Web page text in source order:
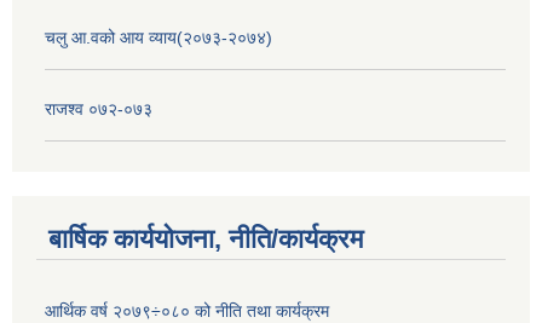
चलु आ.वको आय व्याय(२०७३-२०७४)
राजश्व ०७२-०७३
बार्षिक कार्ययोजना, नीति/कार्यक्रम
आर्थिक वर्ष २०७९÷०८० को नीति तथा कार्यक्रम